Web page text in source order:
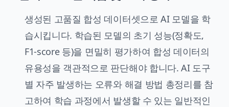
생성된 고품질 합성 데이터셋으로 AI 모델을 학
습시킵니다. 학습된 모델의 초기 성능(정확도,
F1-score 등)을 면밀히 평가하여 합성 데이터의
유용성을 객관적으로 판단해야 합니다. AI 도구
별 자주 발생하는 오류와 해결 방법 총정리를 참
고하여 학습 과정에서 발생할 수 있는 일반적인